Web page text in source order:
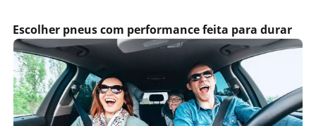
Escolher pneus com performance feita para durar